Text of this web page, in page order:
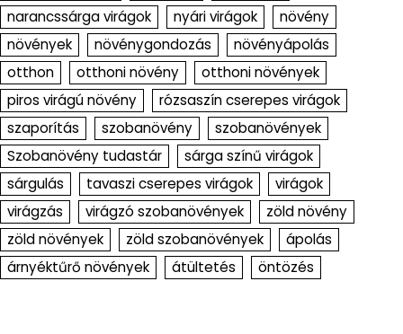
narancssárga virágok nyári virágok
növény
növények
növénygondozás
növényápolás
otthon
otthoni növény
otthoni növények
piros virágú növény
rózsaszín cserepes virágok
szaporítás
szobanövény
szobanövények
Szobanövény tudastár
sárga színű virágok
sárgulás
tavaszi cserepes virágok
virágok
virágzás
virágzó szobanövények
zöld növény
zöld növények
zöld szobanövények
ápolás
árnyéktűrő növények
átültetés öntözés